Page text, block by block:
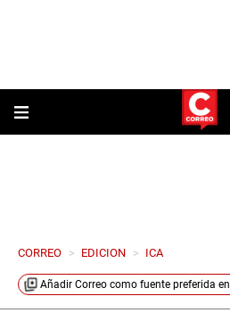
CORREO > EDICION > ICA
Añadir Correo como fuente preferida en